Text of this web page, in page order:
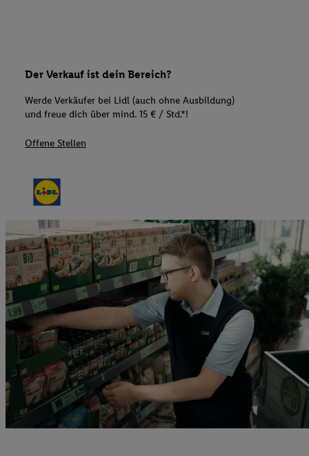
Der Verkauf ist dein Bereich?
Werde Verkäufer bei Lidl (auch ohne Ausbildung)
und freue dich über mind. 15 € / Std.*!
Offene Stellen